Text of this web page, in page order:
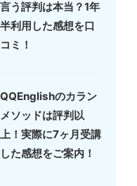
言う評判は本当？1年
半利用した感想を口
コミ！
QQEnglishのカラン
メソッドは評判以
上！実際に7ヶ月受講
した感想をご案内！